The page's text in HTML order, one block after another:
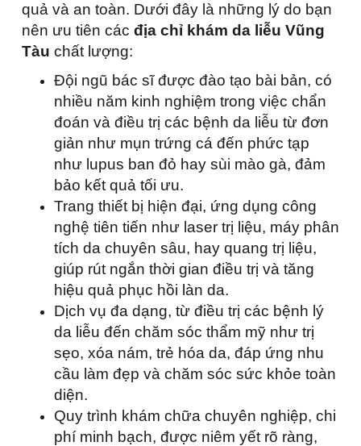
quả và an toàn. Dưới đây là những lý do bạn
nên ưu tiên các địa chỉ khám da liễu Vũng
Tàu chất lượng:
Đội ngũ bác sĩ được đào tạo bài bản, có
nhiều năm kinh nghiệm trong việc chẩn
đoán và điều trị các bệnh da liễu từ đơn
giản như mụn trứng cá đến phức tạp
như lupus ban đỏ hay sùi mào gà, đảm
bảo kết quả tối ưu.
Trang thiết bị hiện đại, ứng dụng công
nghệ tiên tiến như laser trị liệu, máy phân
tích da chuyên sâu, hay quang trị liệu,
giúp rút ngắn thời gian điều trị và tăng
hiệu quả phục hồi làn da.
Dịch vụ đa dạng, từ điều trị các bệnh lý
da liễu đến chăm sóc thẩm mỹ như trị
sẹo, xóa nám, trẻ hóa da, đáp ứng nhu
cầu làm đẹp và chăm sóc sức khỏe toàn
diện.
Quy trình khám chữa chuyên nghiệp, chi
phí minh bạch, được niêm yết rõ ràng,